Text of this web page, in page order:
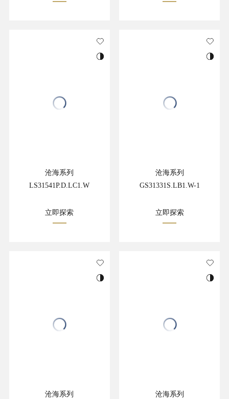
沧海系列
LS31541P.D.LC1.W
立即探索
沧海系列
GS31331S.LB1.W-1
立即探索
沧海系列
沧海系列